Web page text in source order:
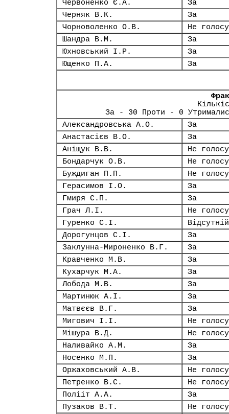
Червоненко Є.А.
За
Черняк В.К.
За
Чорноволенко О.В.
Не
Шандра В.М.
За
Юхновський І.Р.
За
Ющенко П.А.
За
За - 30 Проти - 0
Александровська А.О.
За
Анастасієв В.О.
За
Аніщук В.В.
Не
Бондарчук О.В.
Не
Буждиган П.П.
Не
Герасимов І.О.
За
Гмиря С.П.
За
Грач Л.І.
Не
Гуренко С.І.
Відсутній
Дорогунцов С.І.
За
Заклунна-Мироненко В.Г.
За
Кравченко М.В.
За
Кухарчук М.А.
За
Лобода М.В.
За
Мартинюк А.І.
За
Матвєєв В.Г.
За
Мигович І.І.
Не
Мішура В.Д.
Не
Наливайко А.М.
За
Носенко М.П.
За
Оржаховський А.В.
Не
Петренко В.С.
Не
Полііт А.А.
За
Пузаков В.Т.
Не